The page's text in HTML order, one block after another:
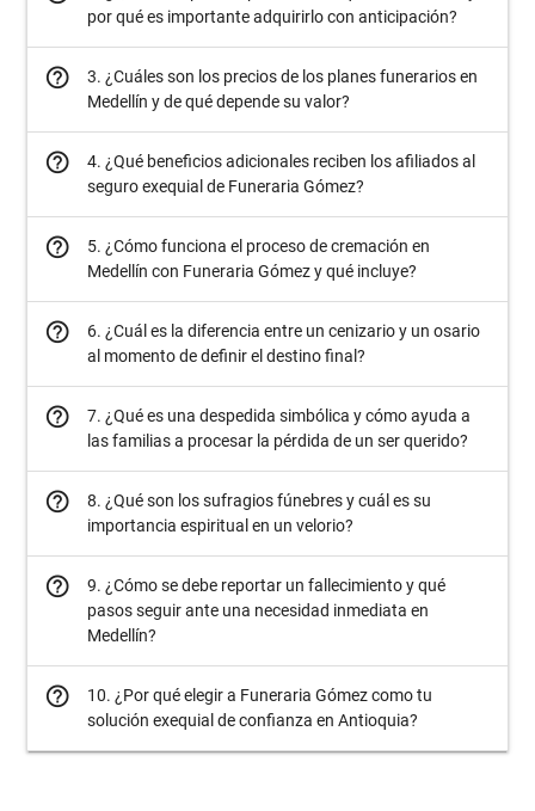
por qué es importante adquirirlo con anticipación?
help_outline
3. ¿Cuáles son los precios de los planes funerarios en
Medellín y de qué depende su valor?
help_outline
4. ¿Qué beneficios adicionales reciben los afiliados al
seguro exequial de Funeraria Gómez?
help_outline
5. ¿Cómo funciona el proceso de cremación en
Medellín con Funeraria Gómez y qué incluye?
help_outline
6. ¿Cuál es la diferencia entre un cenizario y un osario
al momento de definir el destino final?
help_outline
7. ¿Qué es una despedida simbólica y cómo ayuda a
las familias a procesar la pérdida de un ser querido?
help_outline
8. ¿Qué son los sufragios fúnebres y cuál es su
importancia espiritual en un velorio?
help_outline
9. ¿Cómo se debe reportar un fallecimiento y qué
pasos seguir ante una necesidad inmediata en
Medellín?
help_outline
10. ¿Por qué elegir a Funeraria Gómez como tu
solución exequial de confianza en Antioquia?